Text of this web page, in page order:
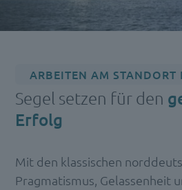
ARBEITEN AM STANDORT
Segel setzen für den
Erfolg
Mit den klassischen
Pragmatismus, Gelassenheit